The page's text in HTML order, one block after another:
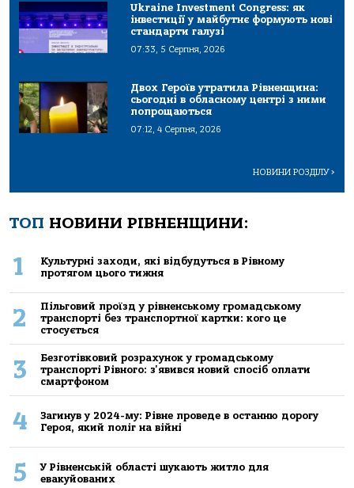
Ukraine Investment Congress: як
інвестиції у майбутнє формують нові
стандарти галузі
07:33, 5 Серпня, 2026
Двох Героїв утратила Рівненщина:
сьогодні в обласному центрі з ними
попрощаються
07:12, 4 Серпня, 2026
НОВИНИ РОЗДІЛУ>
ТОП НОВИНИ РІВНЕНЩИНИ:
1
Культурні заходи, які відбудуться в Рівному
протягом цього тижня
2
Пільговий проїзд у рівненському громадському
транспорті без транспортної картки: кого це
стосується
3
Безготівковий розрахунок у громадському
транспорті Рівного: з'явився новий спосіб оплати
смартфоном
4
Загинув у 2024-му: Рівне проведе в останню дорогу
Героя, який поліг на війні
5
У Рівненській області шукають житло для
евакуйованих